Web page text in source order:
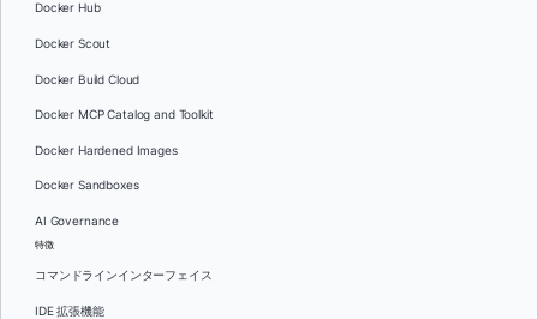
Docker Hub
Docker Scout
Docker Build Cloud
Docker MCP Catalog and Toolkit
Docker Hardened Images
Docker Sandboxes
AI Governance
特徴
コマンドラインインターフェイス
IDE 拡張機能